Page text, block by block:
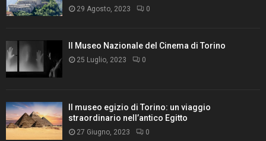
29 Agosto, 2023 0
Il Museo Nazionale del Cinema di Torino
25 Luglio, 2023 0
Il museo egizio di Torino: un viaggio
straordinario nell’antico Egitto
27 Giugno, 2023 0